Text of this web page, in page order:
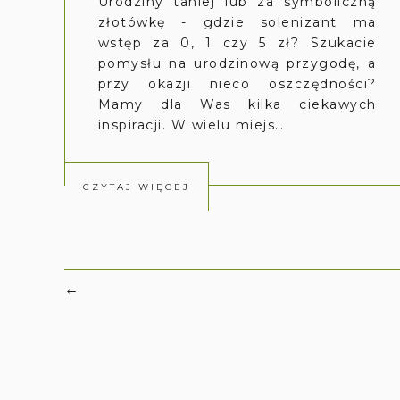
złotówkę - gdzie solenizant ma
wstęp za 0, 1 czy 5 zł? Szukacie
pomysłu na urodzinową przygodę, a
przy okazji nieco oszczędności?
Mamy dla Was kilka ciekawych
inspiracji. W wielu miejs…
CZYTAJ WIĘCEJ
←